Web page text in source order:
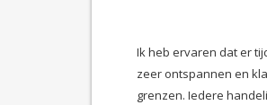
Ik heb ervaren dat er
zeer ontspannen en
grenzen. Iedere